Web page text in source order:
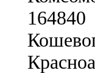
164840